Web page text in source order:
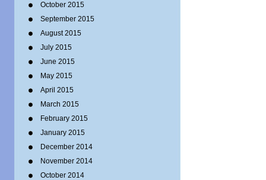
October 2015
September 2015
August 2015
July 2015
June 2015
May 2015
April 2015
March 2015
February 2015
January 2015
December 2014
November 2014
October 2014